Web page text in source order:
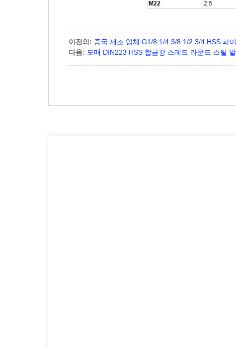
이전의: 중국 제조 업체 G1/8 1/4 3/8 1/2 3/4 HSS 파
다음: 도매 DIN223 HSS 합금강 스레드 라운드 스틸